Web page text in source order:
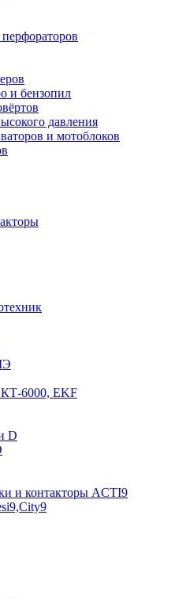
и бензопил
давления
и мотоблоков
6000, EKF
D
и контакторы ACTI9